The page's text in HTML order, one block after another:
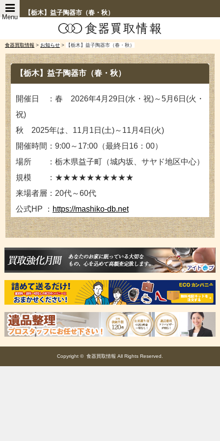
【栃木】益子陶器市（春・秋）
Menu
食器買取情報 > お知らせ > 【栃木】益子陶器市（春・秋）
【栃木】益子陶器市（春・秋）
開催日 ：春 2026年4月29日(水・祝)～5月6日(火・
祝)
秋 2025年は、11月1日(土)～11月4日(火)
開催時間：9:00～17:00（最終日16：00）
場所 ：栃木県益子町（城内坂、サヤド地区中心）
規模 ：★★★★★★★★★★
来場者層：20代～60代
公式HP ： https://mashiko-db.net
Copyright © 食器買取情報 All Rights Reserved.